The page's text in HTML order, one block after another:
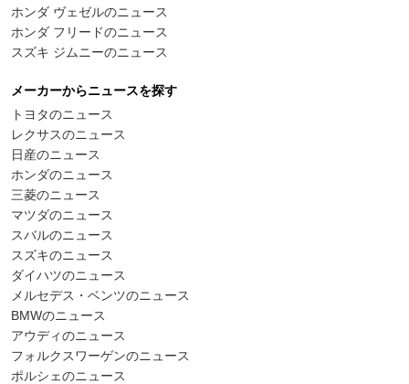
ホンダ ヴェゼルのニュース
ホンダ フリードのニュース
スズキ ジムニーのニュース
メーカーからニュースを探す
トヨタのニュース
レクサスのニュース
日産のニュース
ホンダのニュース
三菱のニュース
マツダのニュース
スバルのニュース
スズキのニュース
ダイハツのニュース
メルセデス・ベンツのニュース
BMWのニュース
アウディのニュース
フォルクスワーゲンのニュース
ポルシェのニュース